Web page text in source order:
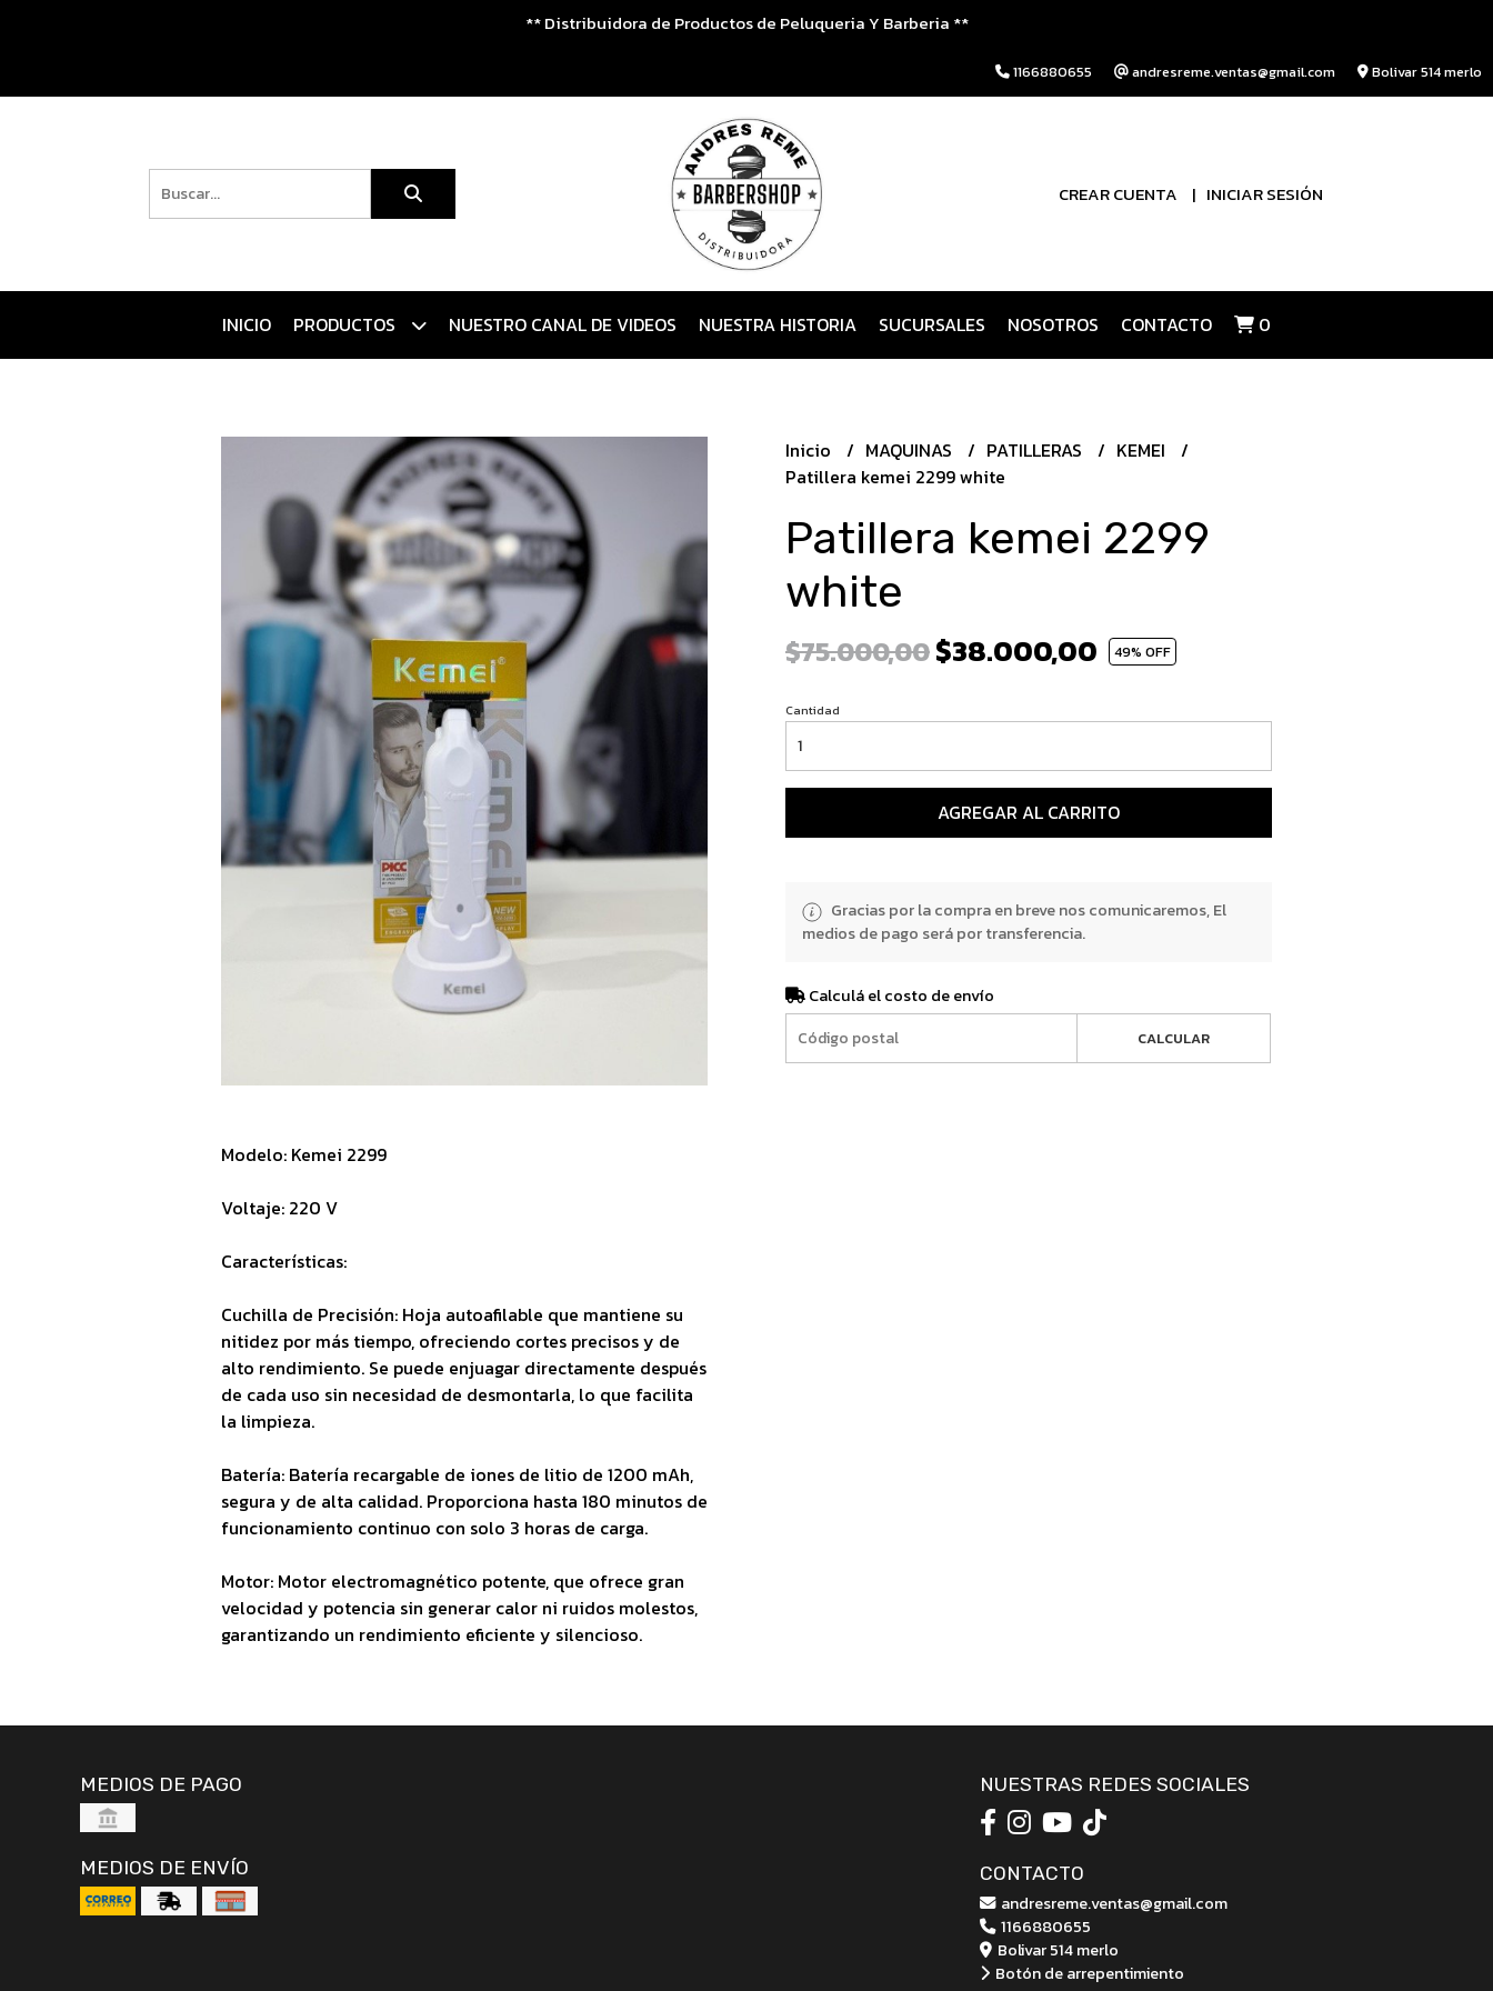
** Distribuidora de Productos de Peluqueria Y Barberia **
1166880655 andresreme.ventas@gmail.com Bolivar 514 merlo
CREAR CUENTA INICIAR SESIÓN
INICIO PRODUCTOS NUESTRO CANAL DE VIDEOS NUESTRA HISTORIA SUCURSALES NOSOTROS CONTACTO 0
Modelo: Kemei 2299
Voltaje: 220 V
Características:
Cuchilla de Precisión: Hoja autoafilable que mantiene su
nitidez por más tiempo, ofreciendo cortes precisos y de
alto rendimiento. Se puede enjuagar directamente después
de cada uso sin necesidad de desmontarla, lo que facilita
la limpieza.
Batería: Batería recargable de iones de litio de 1200 mAh,
segura y de alta calidad. Proporciona hasta 180 minutos de
funcionamiento continuo con solo 3 horas de carga.
Motor: Motor electromagnético potente, que ofrece gran
velocidad y potencia sin generar calor ni ruidos molestos,
garantizando un rendimiento eficiente y silencioso.
Inicio MAQUINAS PATILLERAS
KEMEI
Patillera kemei 2299 white
Patillera kemei 2299
white
$75.000,00$38.000,00 49% OFF
Cantidad
AGREGAR AL CARRITO
Gracias por la compra en breve nos comunicaremos, El
medios de pago será por transferencia.
Calculá el costo de envío
CALCULAR
MEDIOS DE PAGO
MEDIOS DE ENVÍO
NUESTRAS REDES SOCIALES
CONTACTO
andresreme.ventas@gmail.com
1166880655
Bolivar 514 merlo
Botón de arrepentimiento